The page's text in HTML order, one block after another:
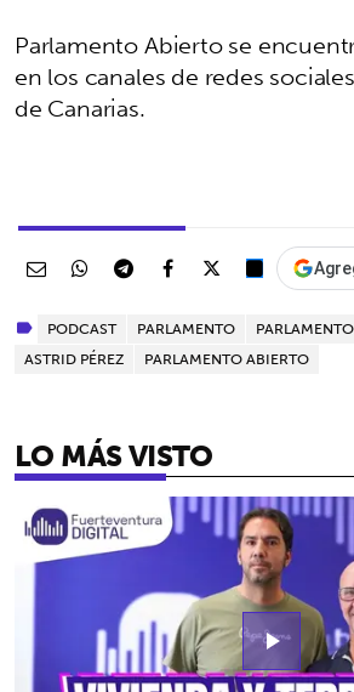
Parlamento Abierto se
en los canales de redes
de Canarias.
PODCAST PARLAMENTO
ASTRID PÉREZ
PARLAMENTO ABIERTO
LO MÁS VISTO
play_arrow